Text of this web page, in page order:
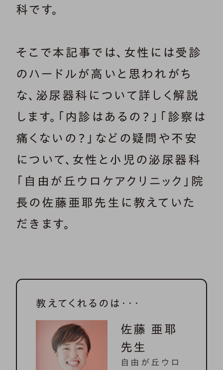
科です。
そこで本記事では、女性には受診
のハードルが高いと思われがち
な、泌尿器科について詳しく解説
します。「内診はあるの？」「診察は
痛くないの？」などの疑問や不安
について、女性と小児の泌尿器科
「自由が丘ウロケアクリニック」院
長の佐藤亜耶先生に教えていた
だきます。
教えてくれるのは・・・
佐藤 亜耶
先生
自由が丘ウロ